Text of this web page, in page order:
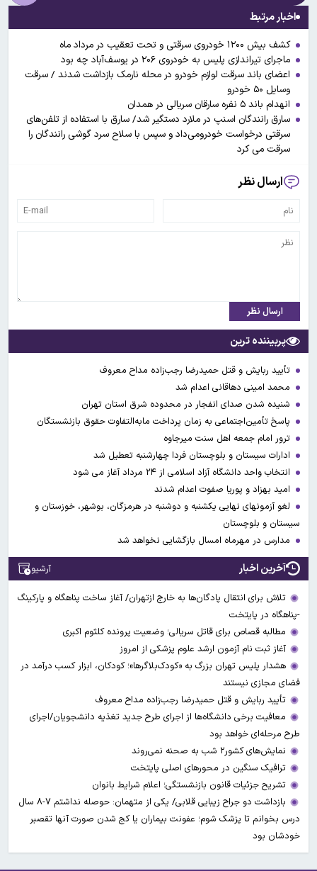
اخبار مرتبط
کشف بیش ۱۲۰۰ خودروی سرقتی و تحت تعقیب در مرداد ماه
ماجرای تیراندازی پلیس به خودروی ۲۰۶ در یوسف‌آباد چه بود
اعضای باند سرقت لوازم خودرو در محله نارمک بازداشت شدند / سرقت
وسایل ۵۰ خودرو
انهدام باند ۵ نفره سارقان سریالی در همدان
سارق رانندگان اسنپ در ملارد دستگیر شد/ سارق با استفاده از تلفن‌های
سرقتی درخواست خودرومی‌داد و سپس با سلاح سرد گوشی رانندگان را
سرقت می کرد
ارسال نظر
ارسال نظر
پربیننده ترین
تأیید ربایش و قتل حمیدرضا رجب‌زاده مداح معروف
محمد امینی دهاقانی اعدام شد
شنیده شدن صدای انفجار در محدوده شرق استان تهران
پاسخ تأمین‌اجتماعی به زمان پرداخت مابه‌التفاوت حقوق بازنشستگان
ترور امام جمعه اهل سنت میرجاوه
ادارات سیستان و بلوچستان فردا چهارشنبه تعطیل شد
انتخاب واحد دانشگاه آزاد اسلامی از ۲۴ مرداد آغاز می شود
امید بهزاد و پوریا صفوت اعدام شدند
لغو آزمونهای نهایی یکشنبه و دوشنبه در هرمزگان، بوشهر، خوزستان و
سیستان و بلوچستان
مدارس در مهرماه امسال بازگشایی نخواهد شد
آخرین اخبار آرشیو
تلاش برای انتقال پادگان‌ها به خارج ازتهران/ آغاز ساخت پناهگاه و پارکینگ
-پناهگاه در پایتخت
مطالبه قصاص برای قاتل سریالی؛ وضعیت پرونده کلثوم اکبری
آغاز ثبت نام آزمون ارشد علوم پزشکی از امروز
هشدار پلیس تهران بزرگ به «کودک‌بلاگرها»؛ کودکان، ابزار کسب درآمد در
فضای مجازی نیستند
تأیید ربایش و قتل حمیدرضا رجب‌زاده مداح معروف
معافیت برخی دانشگاه‌ها از اجرای طرح جدید تغذیه دانشجویان/اجرای
طرح مرحله‌ای خواهد بود
نمایش‌های کشور٢ شب به صحنه نمی‌روند
ترافیک سنگین در محورهای اصلی پایتخت
تشریح جزئیات قانون بازنشستگی؛ اعلام شرایط بانوان
بازداشت دو جراح زیبایی قلابی/ یکی از متهمان: حوصله نداشتم ۷-۸ سال
درس بخوانم تا پزشک شوم؛ عفونت بیماران یا کج شدن صورت آنها تقصبر
خودشان بود